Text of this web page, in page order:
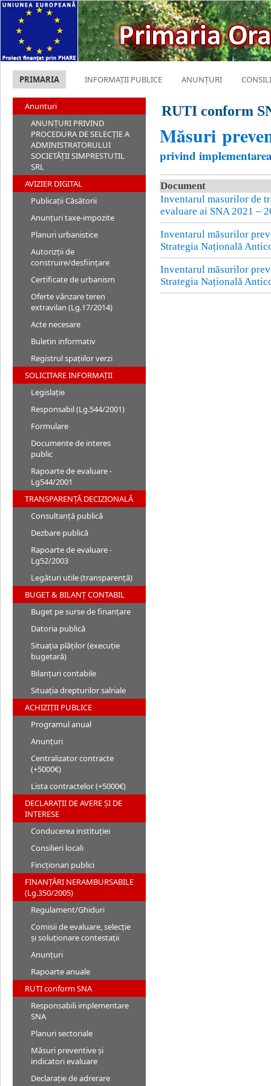
PRIMARIA INFORMAȚII PUBLICE ANUNȚURI
Anunturi
ANUNȚURI PRIVIND
PROCEDURA DE SELECȚIE A
ADMINISTRATORULUI
SOCIETĂȚII SIMPRESTUTIL
SRL
AVIZIER DIGITAL
Publicații Căsătorii
Anunțuri taxe-impozite
Planuri urbanistice
Autorizții de
construire/desființare
Certificate de urbanism
Oferte vânzare teren
extravilan (Lg.17/2014)
Acte necesare
Buletin informativ
Registrul spațiilor verzi
SOLICITARE INFORMAȚII
Legislație
Responsabil (Lg.544/2001)
Formulare
Documente de interes
public
Rapoarte de evaluare -
Lg544/2001
TRANSPARENȚĂ DECIZIONALĂ
Consultanță publică
Dezbare publică
Rapoarte de evaluare -
Lg52/2003
Legături utile (transparență)
BUGET & BILANȚ CONTABIL
Buget pe surse de finanțare
Datoria publică
Situația plăților (execuție
bugetară)
Bilanțuri contabile
Situația drepturilor salriale
ACHIZIȚII PUBLICE
Programul anual
Anunțuri
Centralizator contracte
(+5000€)
Lista contractelor (+5000€)
DECLARAȚII DE AVERE ȘI DE
INTERESE
Conducerea instituției
Consilieri locali
Fincționari publici
FINANȚĂRI NERAMBURSABILE
(Lg.350/2005)
Regulament/Ghiduri
Comisii de evaluare, selecție
și soluționare contestații
Anunțuri
Rapoarte anuale
RUTI conform SNA
Responsabili implementare
SNA
Planuri sectoriale
Măsuri preventive și
indicatori evaluare
Declarație de adrerare
RUTI conform
Măsuri
privind
Document
Inventarul masurilor de
evaluare ai SNA 2021 –
Inventarul măsurilor
Strategia Națională
Inventarul măsurilor
Strategia Națională